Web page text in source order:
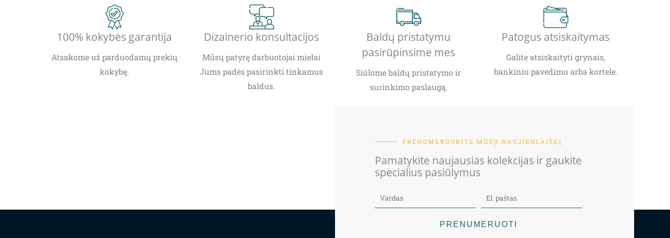
100% kokybės garantija
Atsakome už parduodamų prekių
kokybę.
Dizainerio konsultacijos
Mūsų patyrę darbuotojai mielai
Jums padės pasirinkti tinkamus
baldus.
Baldų pristatymu
pasirūpinsime mes
Siūlome baldų pristatymo ir
surinkimo paslaugą.
Patogus atsiskaitymas
Galite atsiskaityti grynais,
bankiniu pavedimu arba kortele.
PRENUMERUOKITE MŪSŲ NAUJIENLAIŠKĮ
Pamatykite naujausias kolekcijas ir gaukite
specialius pasiūlymus
PRENUMERUOTI